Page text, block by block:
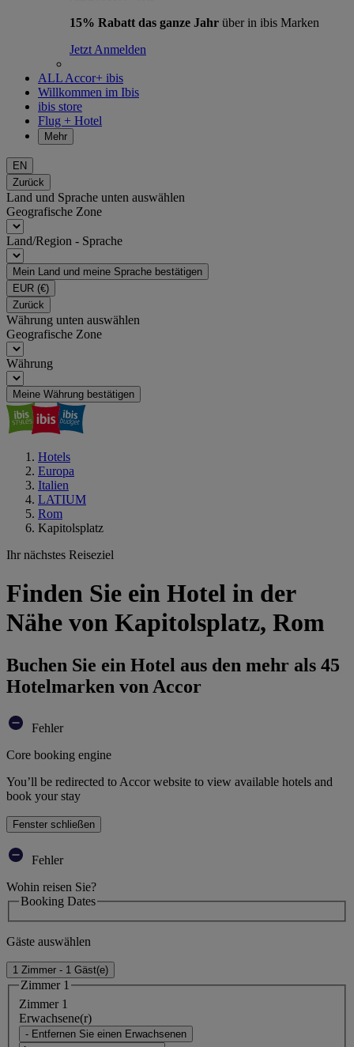
15% Rabatt das ganze Jahr über in ibis Marken
Jetzt Anmelden
ALL Accor+ ibis
Willkommen im Ibis
ibis store
Flug + Hotel
Mehr
EN
Zurück
Land und Sprache unten auswählen
Geografische Zone
Land/Region - Sprache
Mein Land und meine Sprache bestätigen
EUR (€)
Zurück
Währung unten auswählen
Geografische Zone
Währung
Meine Währung bestätigen
Hotels
Europa
Italien
LATIUM
Rom
Kapitolsplatz
Ihr nächstes Reiseziel
Finden Sie ein Hotel in der
Nähe von Kapitolsplatz, Rom
Buchen Sie ein Hotel aus den mehr als 45
Hotelmarken von Accor
Fehler
Core booking engine
You’ll be redirected to Accor website to view available hotels and
book your stay
Fenster schließen
Fehler
Wohin reisen Sie?
Booking Dates
Gäste auswählen
1 Zimmer - 1 Gäst(e)
Zimmer 1
Zimmer 1
Erwachsene(r)
- Entfernen Sie einen Erwachsenen